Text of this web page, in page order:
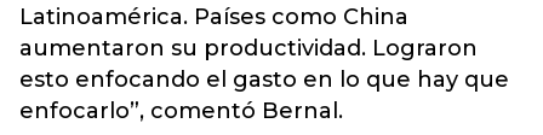
Latinoamérica. Países como China
aumentaron su productividad. Lograron
esto enfocando el gasto en lo que hay que
enfocarlo”, comentó Bernal.